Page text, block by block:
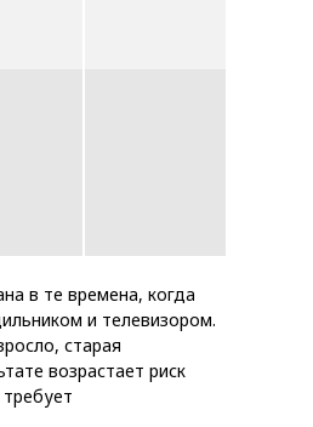
в те времена, когда
и телевизором.
старая
возрастает риск